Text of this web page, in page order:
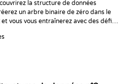
la structure de données
un arbre binaire de zéro dans le
vous vous entraînerez avec des défis